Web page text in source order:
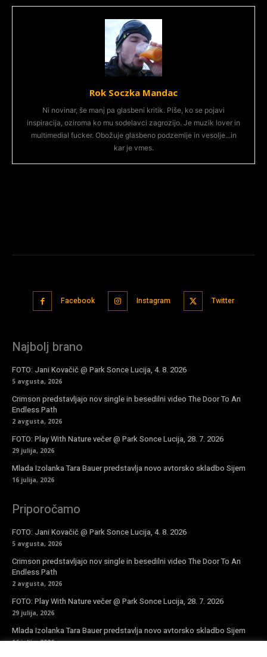
Rok Soczka Mandac
Ni novinar, še manj pa glasbeni kritik. Piše, ko se pojavi
inspiracija, oziroma ko mu sodelavci zagrozijo. Je muzik lover in
multimedial fucker. Obožuje glasbeno podzemlje in vesolje...in
kar je vmes.
Facebook Instagram Twitter
Najbolj brano
FOTO: Jani Kovačič @ Park Sonce Lucija, 4. 8. 2026
5 avgusta, 2026
Crimson predstavljajo nov single in besedilni video The Door To An
Endless Path
2 avgusta, 2026
FOTO: Play With Nature večer @ Park Sonce Lucija, 28. 7. 2026
29 julija, 2026
Mlada Izolanka Tara Bauer predstavlja novo avtorsko skladbo Sijem
16 julija, 2026
Priporočamo
FOTO: Jani Kovačič @ Park Sonce Lucija, 4. 8. 2026
5 avgusta, 2026
Crimson predstavljajo nov single in besedilni video The Door To An
Endless Path
2 avgusta, 2026
FOTO: Play With Nature večer @ Park Sonce Lucija, 28. 7. 2026
29 julija, 2026
Mlada Izolanka Tara Bauer predstavlja novo avtorsko skladbo Sijem
16 julija, 2026